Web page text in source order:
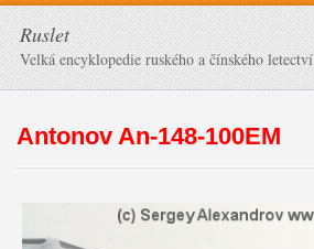
Ruslet
Velká encyklopedie ruského a čínského letectví
Antonov An-148-100EM